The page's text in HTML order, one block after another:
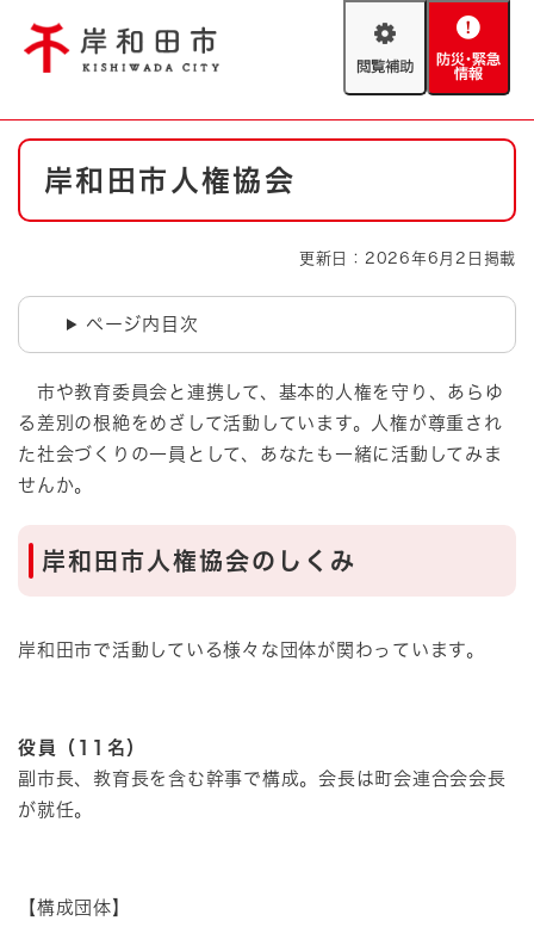
閲
助
防
緊
やさしい日本語
背景色変更 白 黒 青
とじる
防災・緊急情報
ハザードマップ AED設置箇所
本
岸和田市人権協会
更新日：2026年6月2日掲載
ページ内目次
市や教育委員会と連携して、基本的人権を守り、あらゆ
る差別の根絶をめざして活動しています。人権が尊重され
た社会づくりの一員として、あなたも一緒に活動してみま
せんか。
岸和田市人権協会のしくみ
岸和田市で活動している様々な団体が関わっています。
役員（11名）
副市長、教育長を含む幹事で構成。会長は町会連合会会長
が就任。
【構成団体】